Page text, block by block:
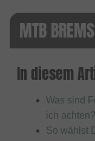
MTB
In diesem
Was sind
ich achten?
So wählst